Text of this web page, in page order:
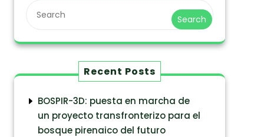
Search
Recent Posts
BOSPIR-3D: puesta en marcha de
un proyecto transfronterizo para el
bosque pirenaico del futuro